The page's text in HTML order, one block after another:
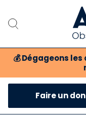
💰 Dégageons
Faire un don